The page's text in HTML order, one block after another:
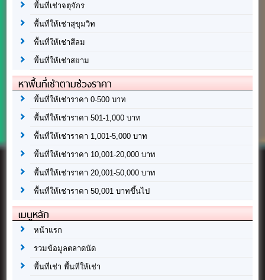
พื้นที่เช่าจตุจักร
พื้นที่ให้เช่าสุขุมวิท
พื้นที่ให้เช่าสีลม
พื้นที่ให้เช่าสยาม
หาพื้นที่เช่าตามช่วงราคา
พื้นที่ให้เช่าราคา 0-500 บาท
พื้นที่ให้เช่าราคา 501-1,000 บาท
พื้นที่ให้เช่าราคา 1,001-5,000 บาท
พื้นที่ให้เช่าราคา 10,001-20,000 บาท
พื้นที่ให้เช่าราคา 20,001-50,000 บาท
พื้นที่ให้เช่าราคา 50,001 บาทขึ้นไป
เมนูหลัก
หน้าแรก
รวมข้อมูลตลาดนัด
พื้นที่เช่า พื้นที่ให้เช่า